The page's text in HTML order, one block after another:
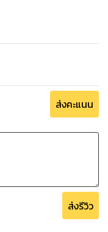
ส่งคะแนน
ส่งรีวิว